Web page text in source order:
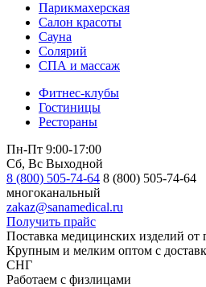
Парикмахерская
Салон красоты
Сауна
Солярий
СПА и массаж
Фитнес-клубы
Гостиницы
Рестораны
Пн-Пт 9:00-17:00
Сб, Вс Выходной
8 (800) 505-74-64 8 (800) 505-74-64
многоканальный
zakaz@sanamedical.ru
Получить прайс
Поставка медицинских изделий от
Крупным и мелким оптом с
СНГ
Работаем с физлицами